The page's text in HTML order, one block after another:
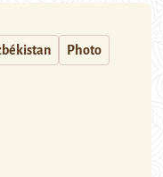
Photo